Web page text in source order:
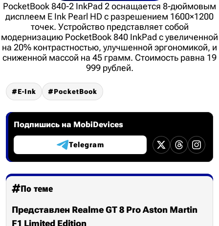
PocketBook 840-2 InkPad 2 оснащается 8-дюймовым
дисплеем E Ink Pearl HD с разрешением 1600×1200
точек. Устройство представляет собой
модернизацию PocketBook 840 InkPad с увеличенной
на 20% контрастностью, улучшенной эргономикой, и
сниженной массой на 45 грамм. Стоимость равна 19
999 рублей.
E-Ink PocketBook
Подпишись на MobiDevices
Telegram
По теме
Представлен Realme GT 8 Pro Aston Martin
F1 Limited Edition